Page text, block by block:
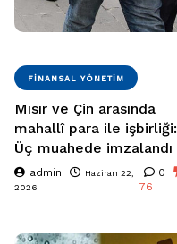
FINANSAL YÖNETIM
Mısır ve Çin arasında
mahallî para ile işbirliği:
Üç muahede imzalandı
admin
Haziran 22,
2026
0
76